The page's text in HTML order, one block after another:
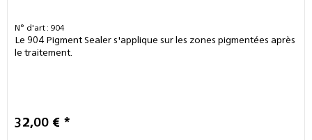
N° d'art : 904
Le 904 Pigment Sealer s'applique sur les zones pigmentées après
le traitement.
32,00 € *